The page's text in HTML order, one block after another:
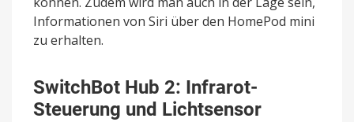
Informationen von Siri über den HomePod mini
zu erhalten.
SwitchBot Hub 2: Infrarot-
Steuerung und Lichtsensor